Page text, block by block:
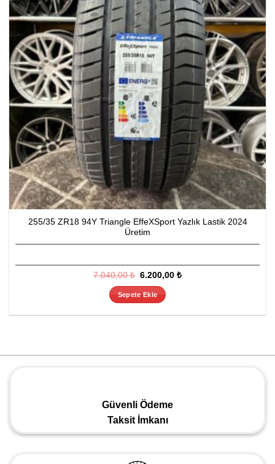
255/35 ZR18 94Y Triangle EffeXSport Yazlık Lastik 2024
Üretim
7.040,00₺ Orijinal
7.040,00 ₺.
6.200,00₺Şu
Sepete Ekle
Güvenli Ödeme
Taksit İmkanı